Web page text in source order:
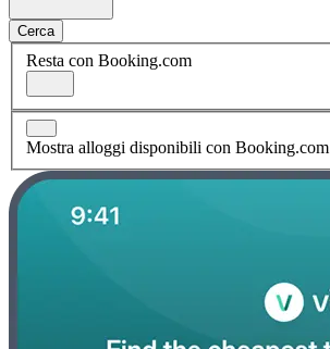
Cerca
Resta con Booking.com
Mostra alloggi disponibili con Booking.com